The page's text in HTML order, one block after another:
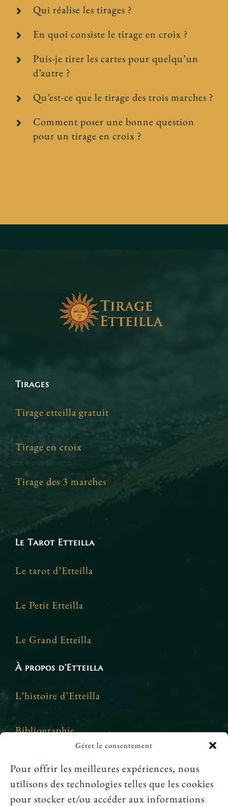
Gérer le consentement
Pour offrir les meilleures expériences, nous
utilisons des technologies telles que les cookies
pour stocker et/ou accéder aux informations
Qui réalise les tirages ?
En quoi consiste le tirage en croix ?
Puis-je tirer les cartes pour quelqu’un
d’autre ?
Qu’est-ce que le tirage des trois marches ?
Comment poser une bonne question
pour un tirage en croix ?
Tirages
Tirage etteilla gratuit
Tirage en croix
Tirage des 3 marches
Le Tarot Etteilla
Le tarot d’Etteilla
Le Petit Etteilla
Le Grand Etteilla
À propos d’Etteilla
L’histoire d’Etteilla
Bibliographie
Crédits et mentions légales